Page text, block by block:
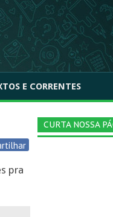
E CORRENTES
pra
CURTA NOSSA